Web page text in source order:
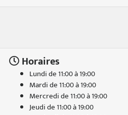
Horaires
Lundi de 11:00 à 19:00
Mardi de 11:00 à 19:00
Mercredi de 11:00 à 19:00
Jeudi de 11:00 à 19:00